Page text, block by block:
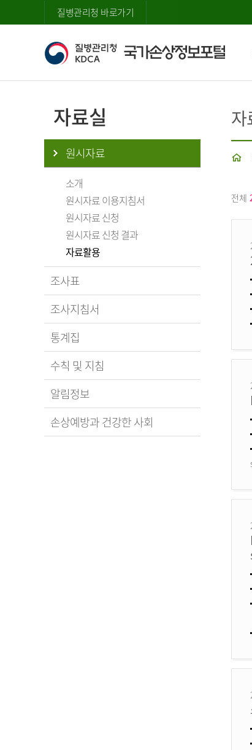
질병관리청 바로가기
자료실
원시자료
소개
원시자료 이용지침서
원시자료 신청
원시자료 신청 결과
자료활용
조사표
조사지침서
통계집
수칙 및 지침
알림정보
손상예방과 건강한 사회
자
홈
전체